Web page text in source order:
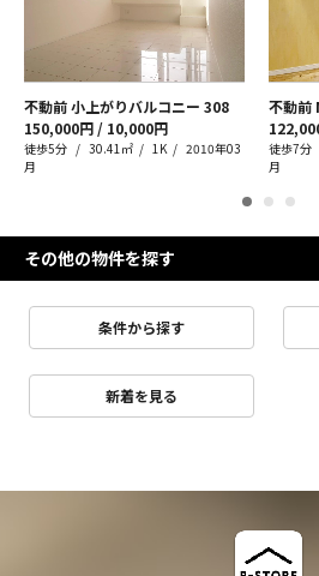
不動前 小上がりバルコニー 308
150,000円 / 10,000円
徒歩5分 30.41㎡ 1K
2010年03
月
不動前
徒歩7分
月
その他の物件を探す
条件から探す
新着を見る